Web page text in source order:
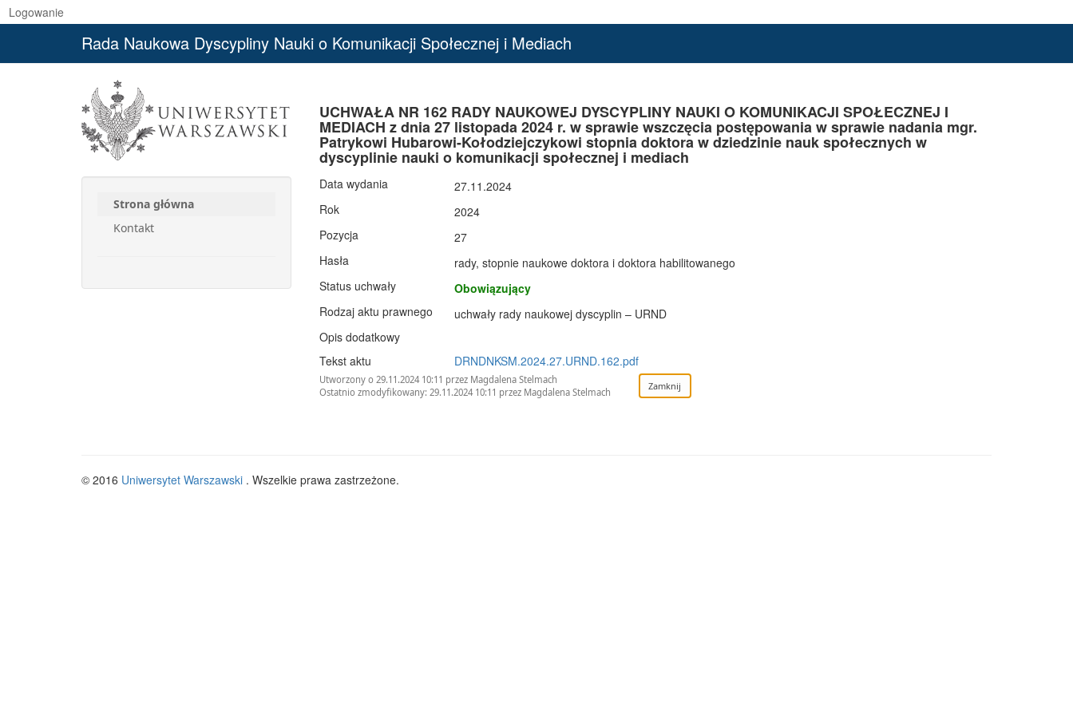
Logowanie
Rada Naukowa Dyscypliny Nauki o Komunikacji Społecznej i Mediach
Strona główna
Kontakt
UCHWAŁA NR 162 RADY NAUKOWEJ DYSCYPLINY NAUKI O KOMUNIKACJI SPOŁECZNEJ I
MEDIACH z dnia 27 listopada 2024 r. w sprawie wszczęcia postępowania w sprawie nadania mgr.
Patrykowi Hubarowi-Kołodziejczykowi stopnia doktora w dziedzinie nauk społecznych w
dyscyplinie nauki o komunikacji społecznej i mediach
Data wydania
27.11.2024
Rok
2024
Pozycja
27
Hasła
rady, stopnie naukowe doktora i doktora habilitowanego
Status uchwały
Obowiązujący
Rodzaj aktu prawnego
uchwały rady naukowej dyscyplin – URND
Opis dodatkowy
Tekst aktu
DRNDNKSM.2024.27.URND.162.pdf
Utworzony o 29.11.2024 10:11 przez Magdalena Stelmach
Ostatnio zmodyfikowany: 29.11.2024 10:11 przez Magdalena Stelmach
© 2016 Uniwersytet Warszawski . Wszelkie prawa zastrzeżone.